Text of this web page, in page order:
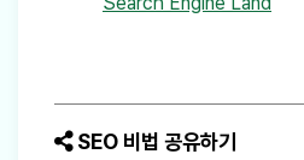
SEO 비법 공유하기